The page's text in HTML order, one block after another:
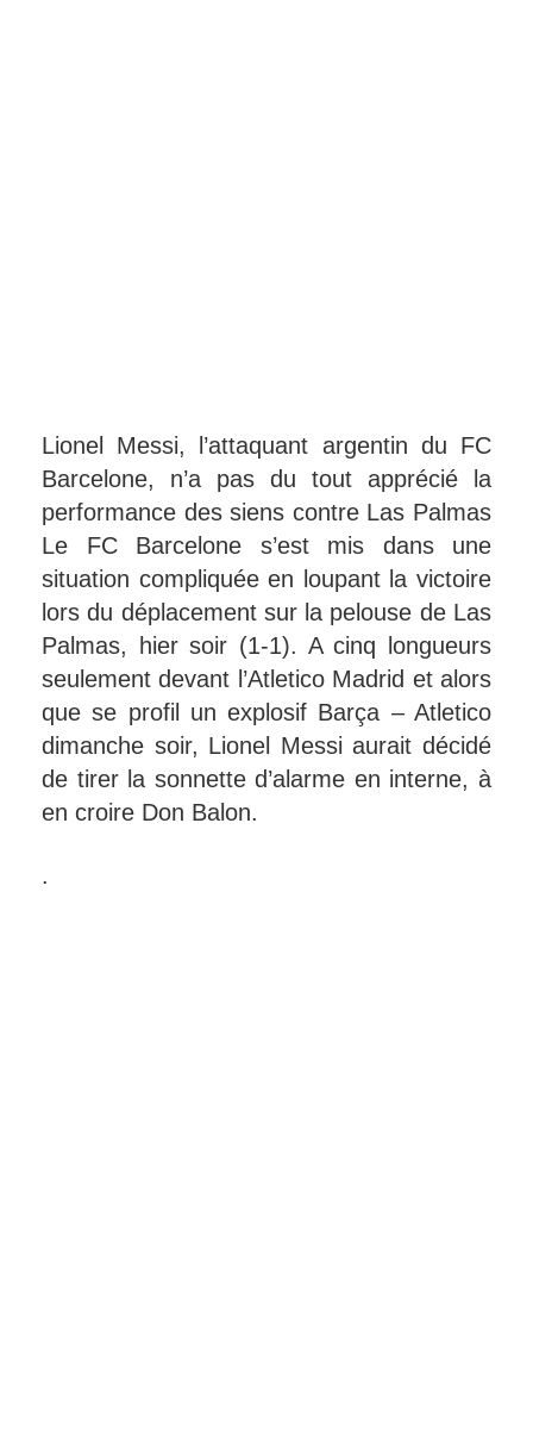
Lionel Messi, l’attaquant argentin du FC
Barcelone, n’a pas du tout apprécié la
performance des siens contre Las Palmas
Le FC Barcelone s’est mis dans une
situation compliquée en loupant la victoire
lors du déplacement sur la pelouse de Las
Palmas, hier soir (1-1). A cinq longueurs
seulement devant l’Atletico Madrid et alors
que se profil un explosif Barça – Atletico
dimanche soir, Lionel Messi aurait décidé
de tirer la sonnette d’alarme en interne, à
en croire Don Balon.
.